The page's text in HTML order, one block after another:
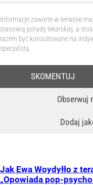
Informacje zawarte w serwisie
stanowią porady lekarskiej, a
razem być konsultowane na
specjalistą.
Obserwuj
Dodaj
SKOMENTUJ
Jak Ewa Woydyłło z
„Opowiada pop-